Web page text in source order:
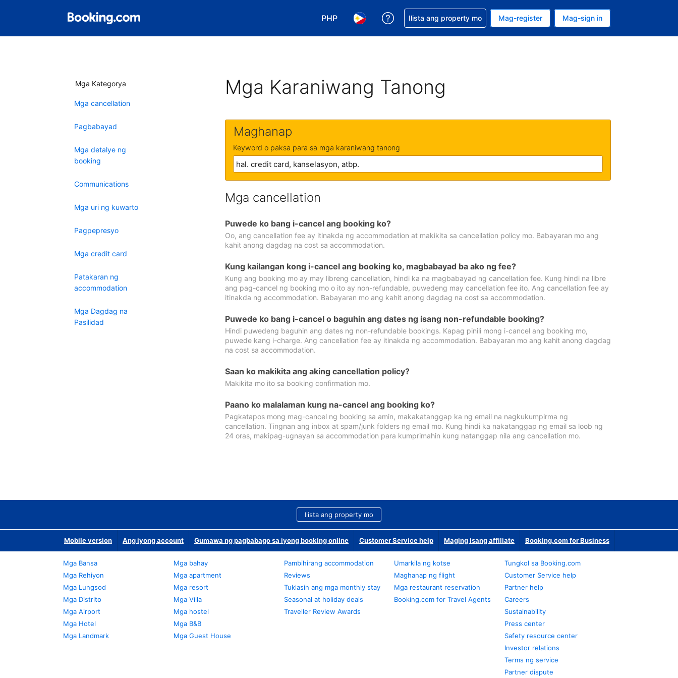
PHP
Pumili ng currency mo. PHP ang currency mo ngayon
Pumili ng wika mo. Filipino ang wika mo ngayon
Makakuha ng tulong sa reservation mo
Ilista ang property mo Mag-register Mag-sign in
Mga Kategorya
Mga cancellation
Pagbabayad
Mga detalye ng
booking
Communications
Mga uri ng kuwarto
Pagpepresyo
Mga credit card
Patakaran ng
accommodation
Mga Dagdag na
Pasilidad
Mga Karaniwang Tanong
Maghanap
Keyword o paksa para sa mga karaniwang tanong
Mga cancellation
Puwede ko bang i-cancel ang booking ko?
Oo, ang cancellation fee ay itinakda ng accommodation at makikita sa cancellation policy mo. Babayaran mo ang
kahit anong dagdag na cost sa accommodation.
Kung kailangan kong i-cancel ang booking ko, magbabayad ba ako ng fee?
Kung ang booking mo ay may libreng cancellation, hindi ka na magbabayad ng cancellation fee. Kung hindi na libre
ang pag-cancel ng booking mo o ito ay non-refundable, puwedeng may cancellation fee ito. Ang cancellation fee ay
itinakda ng accommodation. Babayaran mo ang kahit anong dagdag na cost sa accommodation.
Puwede ko bang i-cancel o baguhin ang dates ng isang non-refundable booking?
Hindi puwedeng baguhin ang dates ng non-refundable bookings. Kapag pinili mong i-cancel ang booking mo,
puwede kang i-charge. Ang cancellation fee ay itinakda ng accommodation. Babayaran mo ang kahit anong dagdag
na cost sa accommodation.
Saan ko makikita ang aking cancellation policy?
Makikita mo ito sa booking confirmation mo.
Paano ko malalaman kung na-cancel ang booking ko?
Pagkatapos mong mag-cancel ng booking sa amin, makakatanggap ka ng email na nagkukumpirma ng
cancellation. Tingnan ang inbox at spam/junk folders ng email mo. Kung hindi ka nakatanggap ng email sa loob ng
24 oras, makipag-ugnayan sa accommodation para kumprimahin kung natanggap nila ang cancellation mo.
Ilista ang property mo
Mobile version Ang iyong account Gumawa ng pagbabago sa iyong booking online Customer Service help Maging isang affiliate Booking.com for Business
Mga Bansa
Mga Rehiyon
Mga Lungsod
Mga Distrito
Mga Airport
Mga Hotel
Mga Landmark
Mga bahay
Mga apartment
Mga resort
Mga Villa
Mga hostel
Mga B&B
Mga Guest House
Pambihirang accommodation
Reviews
Tuklasin ang mga monthly stay
Seasonal at holiday deals
Traveller Review Awards
Umarkila ng kotse
Maghanap ng flight
Mga restaurant reservation
Booking.com for Travel Agents
Tungkol sa Booking.com
Customer Service help
Partner help
Careers
Sustainability
Press center
Safety resource center
Investor relations
Terms ng service
Partner dispute